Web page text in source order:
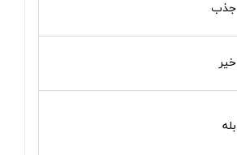
جذب
خیر
بله